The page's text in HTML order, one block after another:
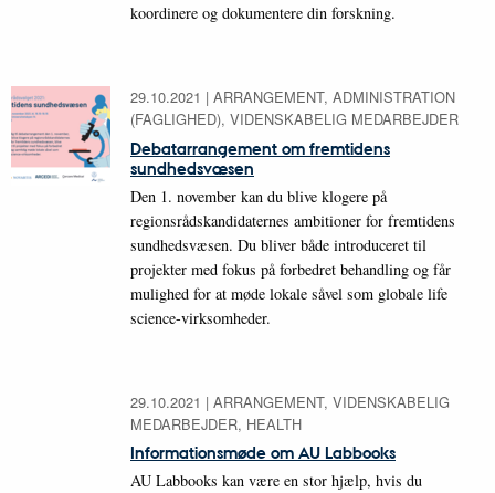
koordinere og dokumentere din forskning.
29.10.2021 | ARRANGEMENT, ADMINISTRATION
(FAGLIGHED), VIDENSKABELIG MEDARBEJDER
Debatarrangement om fremtidens
sundhedsvæsen
Den 1. november kan du blive klogere på
regionsrådskandidaternes ambitioner for fremtidens
sundhedsvæsen. Du bliver både introduceret til
projekter med fokus på forbedret behandling og får
mulighed for at møde lokale såvel som globale life
science-virksomheder.
29.10.2021 | ARRANGEMENT, VIDENSKABELIG
MEDARBEJDER, HEALTH
Informationsmøde om AU Labbooks
AU Labbooks kan være en stor hjælp, hvis du